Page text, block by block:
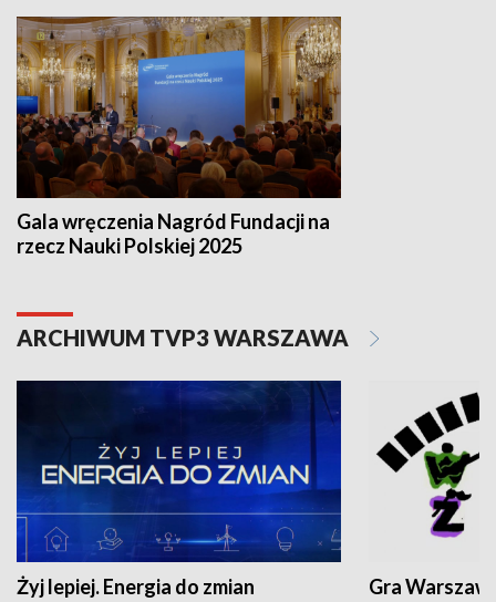
Gala wręczenia Nagród Fundacji na
rzecz Nauki Polskiej 2025
ARCHIWUM TVP3 WARSZAWA
Żyj lepiej. Energia do zmian Gra